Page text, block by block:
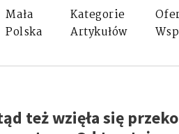
Mała
Polska
Kategorie
Artykułów
też wzięła się